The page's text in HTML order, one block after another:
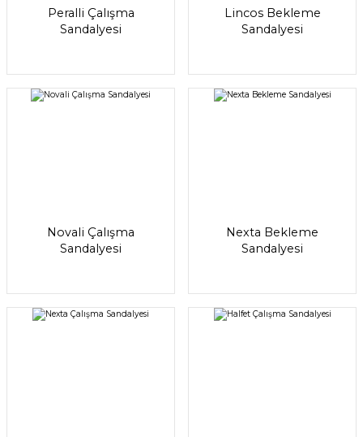
Peralli Çalışma
Sandalyesi
Lincos Bekleme
Sandalyesi
Novali Çalışma
Sandalyesi
Nexta Bekleme
Sandalyesi